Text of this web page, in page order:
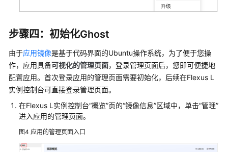
步骤四：初始化Ghost
由于应用镜像是基于代码界面的Ubuntu操作系统，为了便于您操
作，应用具备可视化的管理页面，登录管理页面后，您即可便捷地
配置应用。首次登录应用的管理页面需要初始化，后续在Flexus L
实例控制台可直接登录管理页面。
在Flexus L实例控制台“概览”页的“镜像信息”区域中，单击“管理”
进入应用的管理页面。
图4 应用的管理页面入口